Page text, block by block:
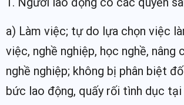
a) Làm việc; tự do lựa chọn việc
việc, nghề nghiệp, học nghề, nâng
nghề nghiệp; không bị phân biệt
bức lao động, quấy rối tình dục